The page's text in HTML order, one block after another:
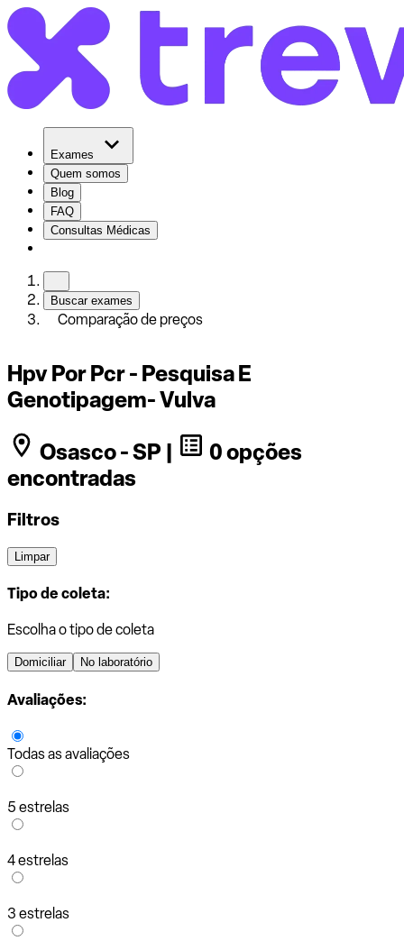
Exames
Quem somos
Blog
FAQ
Consultas Médicas
Buscar exames
Comparação de preços
Hpv Por Pcr - Pesquisa E
Genotipagem- Vulva
Osasco - SP |
0 opções
encontradas
Filtros
Limpar
Tipo de coleta:
Escolha o tipo de coleta
Domiciliar No laboratório
Avaliações:
Todas as avaliações
5 estrelas
4 estrelas
3 estrelas